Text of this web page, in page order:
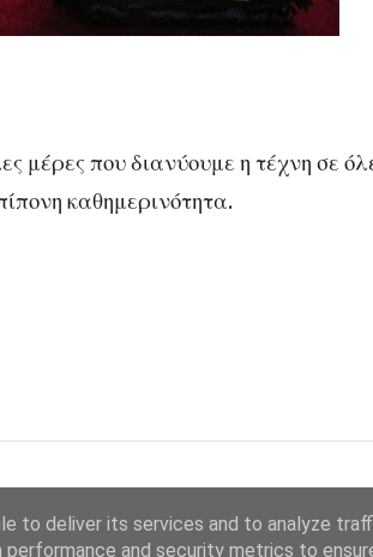
μέρες που διανύουμε η τέχνη σε
καθημερινότητα.
to deliver its services and to analyze
performance and security metrics to